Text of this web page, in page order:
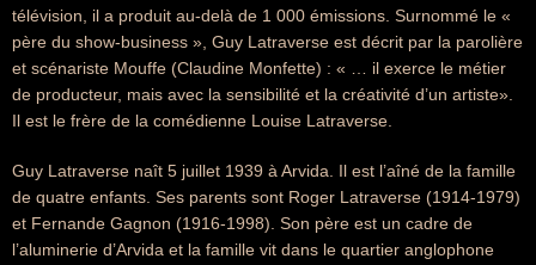
télévision, il a produit au-delà de 1 000 émissions. Surnommé le «
père du show-business », Guy Latraverse est décrit par la parolière
et scénariste Mouffe (Claudine Monfette) : « … il exerce le métier
de producteur, mais avec la sensibilité et la créativité d’un artiste».
Il est le frère de la comédienne Louise Latraverse.
Guy Latraverse naît 5 juillet 1939 à Arvida. Il est l’aîné de la famille
de quatre enfants. Ses parents sont Roger Latraverse (1914-1979)
et Fernande Gagnon (1916-1998). Son père est un cadre de
l’aluminerie d’Arvida et la famille vit dans le quartier anglophone